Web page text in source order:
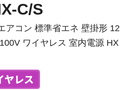
C/S
アコン 標準省エネ 壁掛形 12
ワイヤレス 室内電源 HX